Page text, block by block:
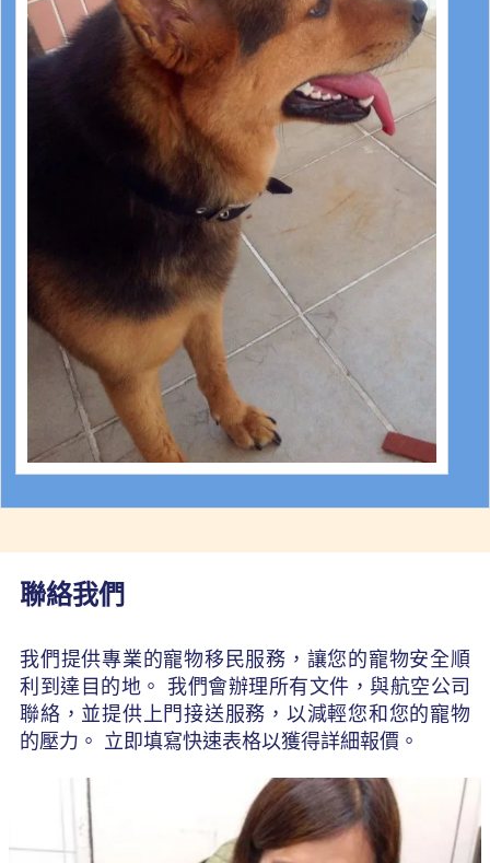
聯絡我們
我們提供專業的寵物移民服務，讓您的寵物安全順
利到達目的地。 我們會辦理所有文件，與航空公司
聯絡，並提供上門接送服務，以減輕您和您的寵物
的壓力。 立即填寫快速表格以獲得詳細報價。